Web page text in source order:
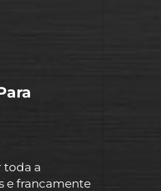
toda a
e francamente